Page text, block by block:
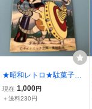
★昭和レトロ★駄菓子屋
★天田 第2弾 UFOロボ
グレンダイザー ミニカー
現在 1,000円
＋送料230円